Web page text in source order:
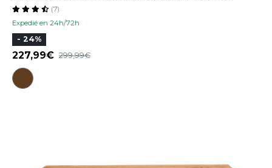
Expedié en 24h/72h
(7)
- 24%
227,99 299,99